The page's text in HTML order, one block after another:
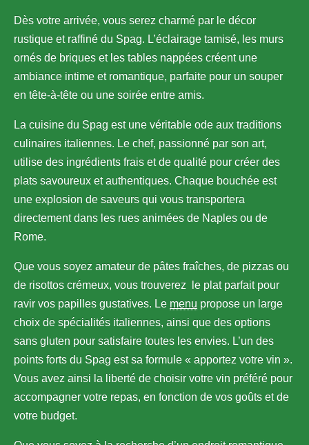
Dès votre arrivée, vous serez charmé par le décor
rustique et raffiné du Spag. L’éclairage tamisé, les murs
ornés de briques et les tables nappées créent une
ambiance intime et romantique, parfaite pour un souper
en tête-à-tête ou une soirée entre amis.
La cuisine du Spag est une véritable ode aux traditions
culinaires italiennes. Le chef, passionné par son art,
utilise des ingrédients frais et de qualité pour créer des
plats savoureux et authentiques. Chaque bouchée est
une explosion de saveurs qui vous transportera
directement dans les rues animées de Naples ou de
Rome.
Que vous soyez amateur de pâtes fraîches, de pizzas ou
de risottos crémeux, vous trouverez le plat parfait pour
ravir vos papilles gustatives. Le menu propose un large
choix de spécialités italiennes, ainsi que des options
sans gluten pour satisfaire toutes les envies. L’un des
points forts du Spag est sa formule « apportez votre vin ».
Vous avez ainsi la liberté de choisir votre vin préféré pour
accompagner votre repas, en fonction de vos goûts et de
votre budget.